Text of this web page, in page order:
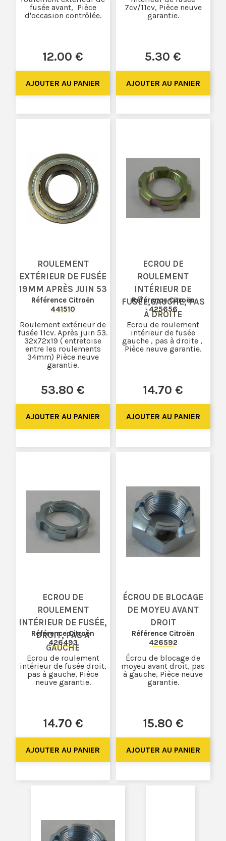
12.00 €
fusée avant, Pièce
d'occasion contrôlée.
5.30 €
7cv/11cv, Pièce neuve
garantie.
ROULEMENT
EXTÉRIEUR DE FUSÉE
19MM APRÈS JUIN 53
Référence Citroën
441510
53.80 €
Roulement extérieur de
fusée 11cv. Après juin 53.
32x72x19 ( entretoise
entre les roulements
34mm) Pièce neuve
garantie.
ECROU DE
ROULEMENT
INTÉRIEUR DE
FUSÉE,GAUCHE, PAS
À DROITE
Référence Citroën
425656
14.70 €
Ecrou de roulement
intérieur de fusée
gauche , pas à droite ,
Pièce neuve garantie.
ECROU DE
ROULEMENT
INTÉRIEUR DE FUSÉE,
DROIT, PAS À
GAUCHE
Référence Citroën
426493
14.70 €
Ecrou de roulement
intérieur de fusée droit,
pas à gauche, Pièce
neuve garantie.
ÉCROU DE BLOCAGE
DE MOYEU AVANT
DROIT
Référence Citroën
426592
15.80 €
Écrou de blocage de
moyeu avant droit, pas
à gauche, Pièce neuve
garantie.